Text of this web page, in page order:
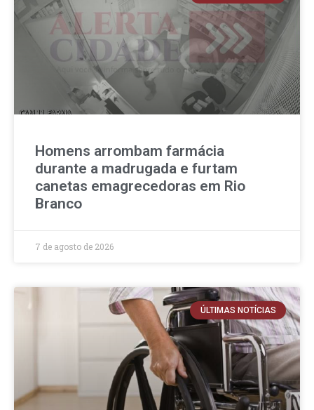
Homens arrombam farmácia
durante a madrugada e furtam
canetas emagrecedoras em Rio
Branco
7 de agosto de 2026
ÚLTIMAS NOTÍCIAS